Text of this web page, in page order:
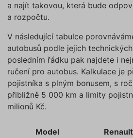
a najít takovou, která bude
a rozpočtu.
V následující tabulce
autobusů podle jejich
posledním řádku pak najdete i
ručení pro autobus. Kalkulace je
pojistníka s plným bonusem, s
přibližně 5 000 km a limity
milionů Kč.
Model
Renault